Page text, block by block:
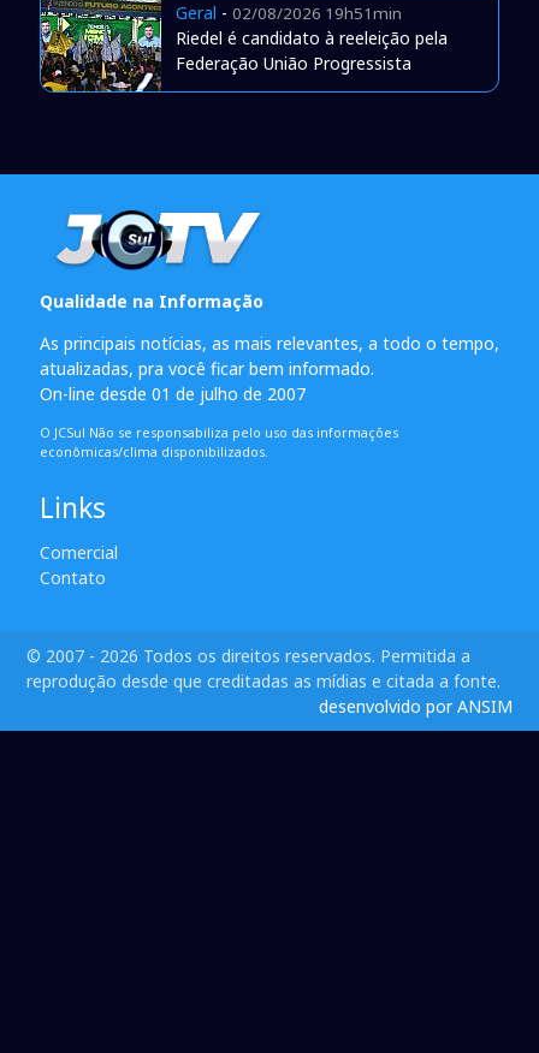
Geral - 02/08/2026 19h51min
Riedel é candidato à reeleição pela
Federação União Progressista
Qualidade na Informação
As principais notícias, as mais relevantes, a todo o tempo,
atualizadas, pra você ficar bem informado.
On-line desde 01 de julho de 2007
O JCSul Não se responsabiliza pelo uso das informações
econômicas/clima disponibilizados.
Links
Comercial
Contato
© 2007 - 2026 Todos os direitos reservados. Permitida a
reprodução desde que creditadas as mídias e citada a fonte.
desenvolvido por ANSIM